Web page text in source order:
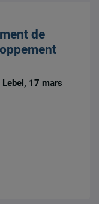
de
Lebel, 17 mars